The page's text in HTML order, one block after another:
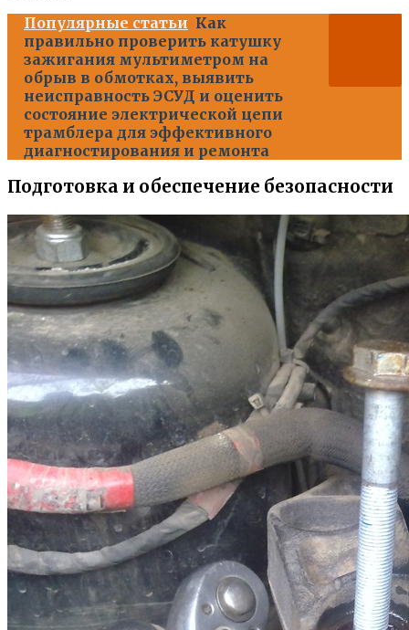
Популярные статьи Как
правильно проверить катушку
зажигания мультиметром на
обрыв в обмотках, выявить
неисправность ЭСУД и оценить
состояние электрической цепи
трамблера для эффективного
диагностирования и ремонта
Подготовка и обеспечение безопасности